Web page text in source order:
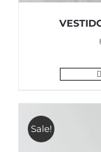
Sale!